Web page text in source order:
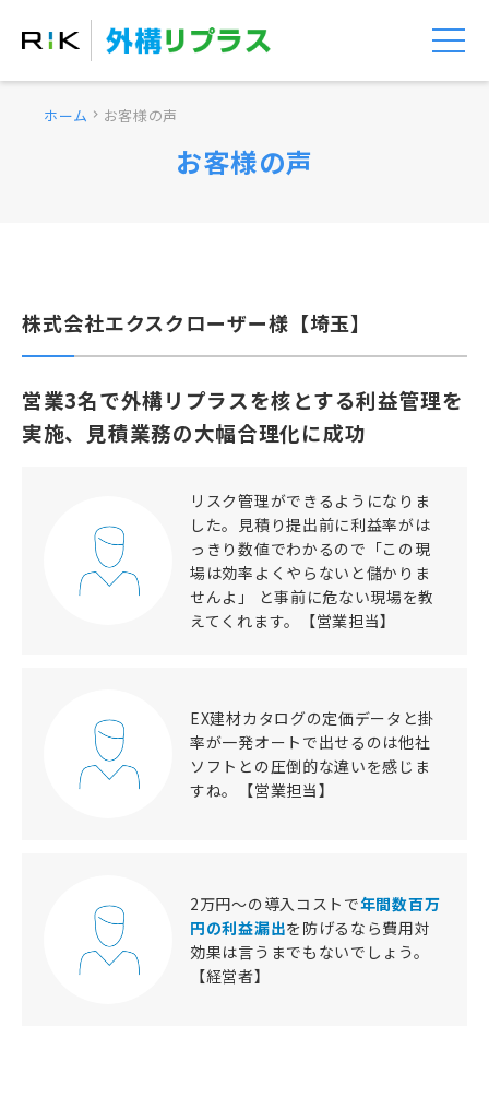
ホーム chevron_right お客様の声
お客様の声
株式会社エクスクローザー様【埼玉】
営業3名で外構リプラスを核とする利益管理を
実施、見積業務の大幅合理化に成功
リスク管理ができるようになりま
した。見積り提出前に利益率がは
っきり数値でわかるので「この現
場は効率よくやらないと儲かりま
せんよ」 と事前に危ない現場を教
えてくれます。【営業担当】
EX建材カタログの定価データと掛
率が一発オートで出せるのは他社
ソフトとの圧倒的な違いを感じま
すね。【営業担当】
2万円〜の導入コストで年間数百万
円の利益漏出を防げる なら費用対
効果は言うまでもないでしょう。
【経営者】